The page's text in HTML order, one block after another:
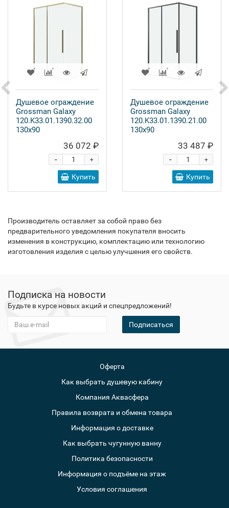
Душевое ограждение
Grossman Galaxy
120.K33.01.1390.32.00
130x90
36 072 ₽
+
-
Купить
Душевое ограждение
Grossman Galaxy
120.K33.01.1390.21.00
130x90
33 487 ₽
+
-
Купить
Производитель оставляет за собой право без
предварительного уведомления покупателя вносить
изменения в конструкцию, комплектацию или технологию
изготовления изделия с целью улучшения его свойств.
Подписка на новости
Будьте в курсе новых акций и спецпредложений!
Подписаться
Оферта
Как выбрать душевую кабину
Компания Аквасфера
Правила возврата и обмена товара
Информация о доставке
Как выбрать чугунную ванну
Политика безопасности
Информация о подъёме на этаж
Условия соглашения